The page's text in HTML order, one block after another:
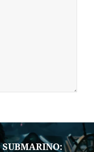
SUBMARINO: